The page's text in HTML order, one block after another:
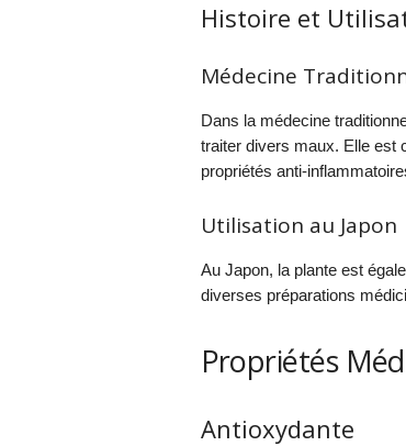
Histoire et
Médecine
Dans la médecine
traiter divers maux. Elle est
propriétés anti-
Utilisation au Japon
Au Japon, la plante est
diverses préparations
Propriétés
Antioxydante